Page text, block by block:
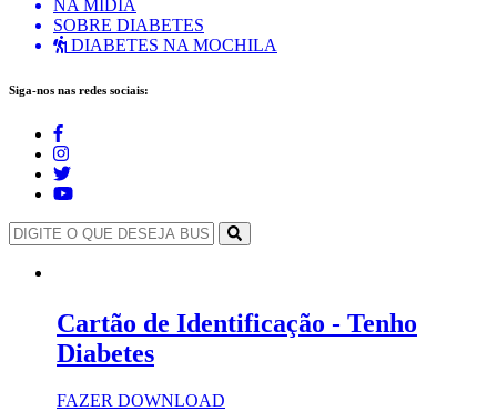
NA MÍDIA
SOBRE DIABETES
DIABETES NA MOCHILA
Siga-nos nas redes sociais:
Cartão de Identificação - Tenho
Diabetes
FAZER DOWNLOAD